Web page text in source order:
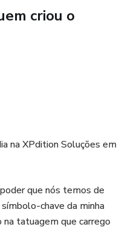
criou o
na XPdition Soluções em
que nós temos de
chave da minha
na tatuagem que carrego